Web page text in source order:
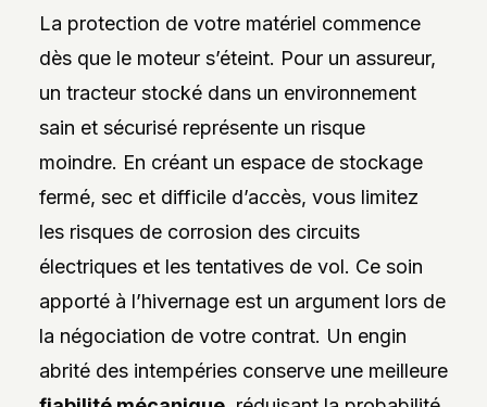
La protection de votre matériel commence
dès que le moteur s’éteint. Pour un assureur,
un tracteur stocké dans un environnement
sain et sécurisé représente un risque
moindre. En créant un espace de stockage
fermé, sec et difficile d’accès, vous limitez
les risques de corrosion des circuits
électriques et les tentatives de vol. Ce soin
apporté à l’hivernage est un argument lors de
la négociation de votre contrat. Un engin
abrité des intempéries conserve une meilleure